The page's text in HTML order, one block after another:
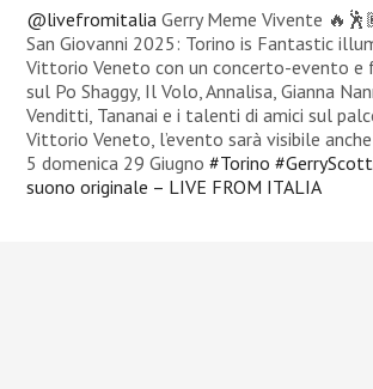
@livefromitalia Gerry Meme Vivente
San Giovanni 2025: Torino is Fantastic
Vittorio Veneto con un concerto-evento e
sul Po Shaggy, Il Volo, Annalisa, Gianna
Venditti, Tananai e i talenti di amici sul
Vittorio Veneto, l’evento sarà visibile
5 domenica 29 Giugno#Torino
suono originale – LIVE FROM ITALIA